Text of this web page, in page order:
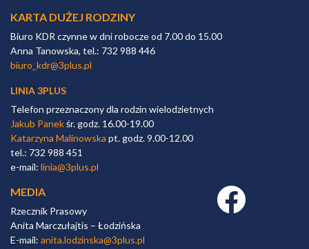
KARTA DUŻEJ RODZINY
Biuro KDR czynne w dni robocze od 7.00 do 15.00
Anna Tanowska, tel.: 732 988 446
biuro_kdr@3plus.pl
LINIA 3PLUS
Telefon przeznaczony dla rodzin wielodzietnych
Jakub Panekśr. godz. 16.00-19.00
Katarzyna Malinowska pt. godz. 9.00-12.00
tel.: 732 988 451
e-mail: linia@3plus.pl
MEDIA
Rzecznik Prasowy
Anita Marczułajtis – Łodzińska
E-mail: anita.lodzinska@3plus.pl
Facebook link